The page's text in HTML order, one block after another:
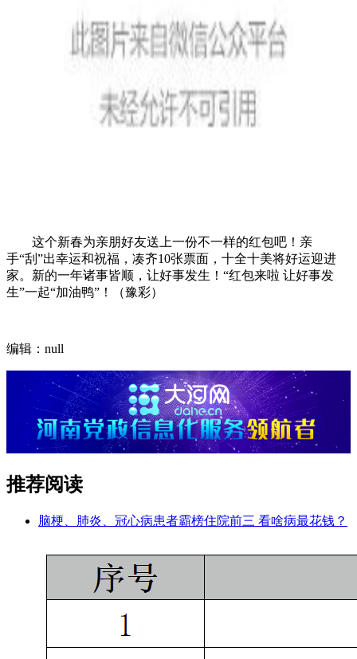
这个新春为亲朋好友送上一份不一样的红包吧！亲
手“刮”出幸运和祝福，凑齐10张票面，十全十美将好运迎进
家。新的一年诸事皆顺，让好事发生！“红包来啦 让好事发
生”一起“加油鸭”！（豫彩）
编辑：null
推荐阅读
脑梗、肺炎、冠心病患者霸榜住院前三 看啥病最花钱？